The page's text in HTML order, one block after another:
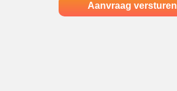
Aanvraag versturen